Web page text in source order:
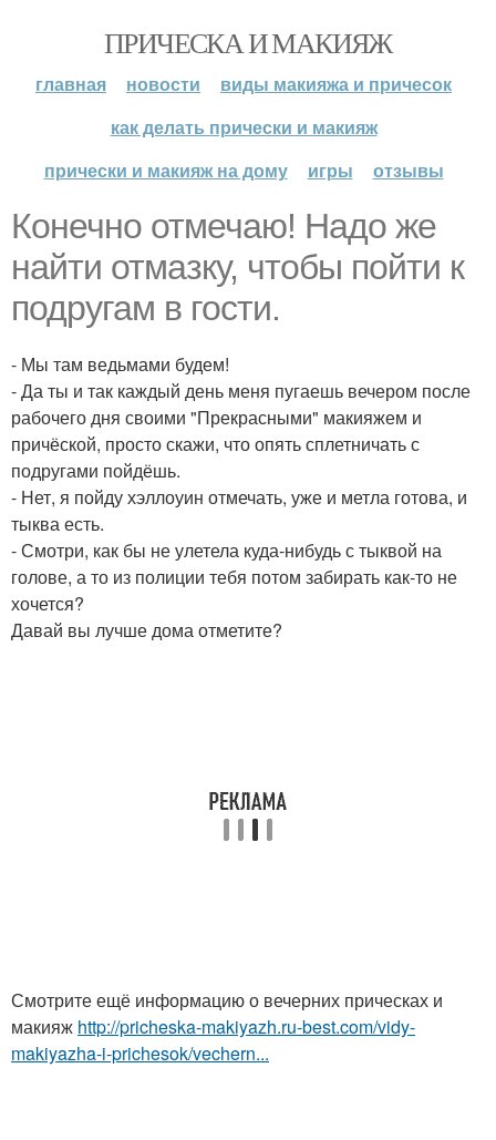
ПРИЧЕСКА И МАКИЯЖ
главная новости
виды макияжа и причесок
как делать прически и макияж
прически и макияж на дому
игры отзывы
Конечно отмечаю! Надо же
найти отмазку, чтобы пойти к
подругам в гости.
- Мы там ведьмами будем!
- Да ты и так каждый день меня пугаешь вечером после
рабочего дня своими "Прекрасными" макияжем и
причёской, просто скажи, что опять сплетничать с
подругами пойдёшь.
- Нет, я пойду хэллоуин отмечать, уже и метла готова, и
тыква есть.
- Смотри, как бы не улетела куда-нибудь с тыквой на
голове, а то из полиции тебя потом забирать как-то не
хочется?
Давай вы лучше дома отметите?
Смотрите ещё информацию о вечерних прическах и
макияж http://pricheska-makiyazh.ru-best.com/vidy-
makiyazha-i-prichesok/vechern...